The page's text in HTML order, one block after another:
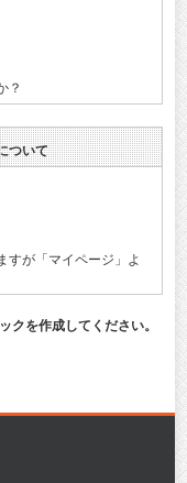
？
ついて
すが「マイページ」よ
クを作成してください。